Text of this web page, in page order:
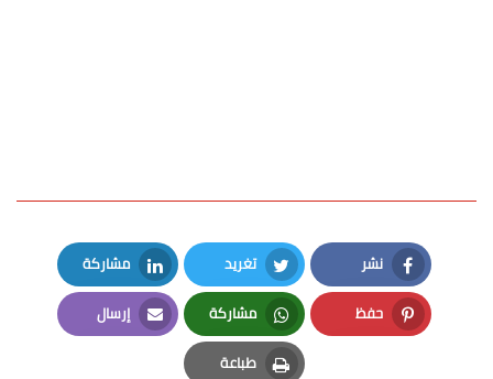
نشر
Facebook
تغريد
Twitter
مشاركة
LinkedIn
حفظ
Pinterest
مشاركة
Whatsapp
إرسال
Email
طباعة